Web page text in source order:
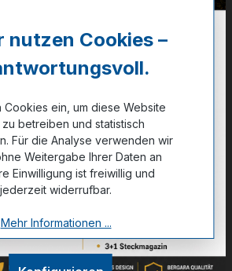
nutzen Cookies –
Cookies ein, um diese Website
betreiben und statistisch
Für die Analyse verwenden wir
Weitergabe Ihrer Daten an
Einwilligung ist freiwillig und
jederzeit widerrufbar.
Mehr Informationen ...